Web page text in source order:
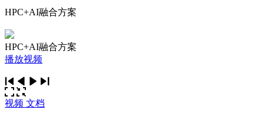
HPC+AI融合方案
HPC+AI融合方案
播放视频
视频 文档